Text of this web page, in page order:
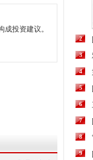
投资建议。
2
3
4
5
6
7
8
9